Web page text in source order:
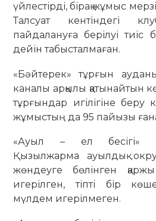
үйлестірді, бірақ жұмыс
Талсуат кентіндегі
пайдалануға берілуі тиіс
дейін табысталмаған.
«Бәйтерек» тұрғын
каналы арқылы қатынайтын
тұрғындар игілігіне беру
жұмыстың да 95 пайызы
«Ауыл – ел бесігі»
Қызылжарма ауылдық
жөндеуге бөлінген
игерілген, тіпті бір
мүлдем игерілмеген.